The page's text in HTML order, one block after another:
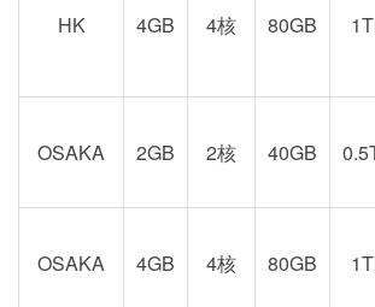
went way up
VPS are, unfortunately, gone.
Time Travel
The task of providing an
HK 4GB 4核 80GB
OSAKA 2GB 2核 40GB
OSAKA
4GB 4核 80GB